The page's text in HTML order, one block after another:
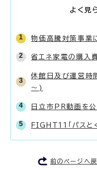
よく見
物価高騰対策事業
省エネ家電の購入
休館日及び運営時
～)
日立市PR動画を公
FIGHT11「パスと
前のページへ戻